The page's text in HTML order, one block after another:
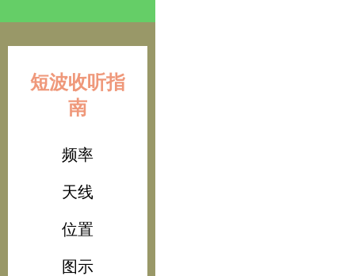
短波收听指
南
频率
天线
位置
图示